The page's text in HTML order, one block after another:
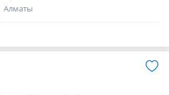
качества. Имеются услуги СТО. Работаем
только на аукционах. Прямые поставки.
Алматы